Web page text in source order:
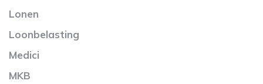
Lonen
Loonbelasting
Medici
MKB